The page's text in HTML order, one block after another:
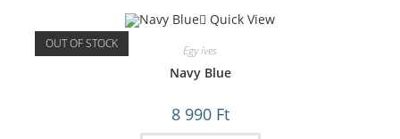
OUT OF STOCK
Quick View
Egy íves
Navy Blue
8 990 Ft